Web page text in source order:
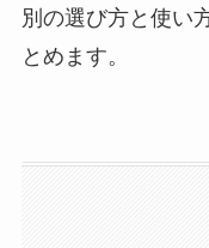
別の選び方と使い
とめます。